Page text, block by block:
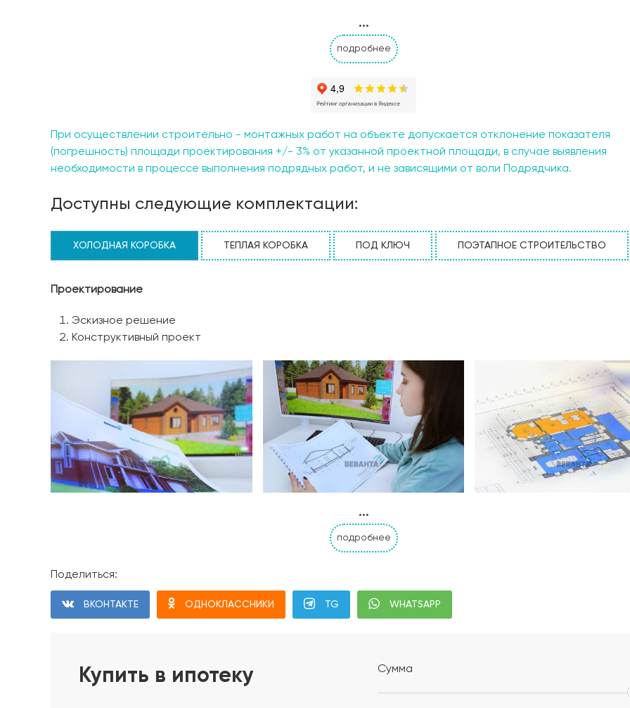
собственной гардеробной комнатой 6,2 м² , 12,67 м² с лоджией 4, 05 м² , и третья 13,96 м².
...
подробнее
При осуществлении строительно - монтажных работ на объекте допускается отклонение показателя
(погрешность) площади проектирования +/- 3% от указанной проектной площади, в случае выявления
необходимости в процессе выполнения подрядных работ, и не зависящими от воли Подрядчика.
Доступны следующие комплектации:
ХОЛОДНАЯ КОРОБКА ТЕПЛАЯ КОРОБКА ПОД КЛЮЧ ПОЭТАПНОЕ СТРОИТЕЛЬСТВО
Проектирование
Эскизное решение
Конструктивный проект
Фундамент дома
2. Срезка плодородного слоя в пятне застройки;
3. Устройство песчаного основания с послойным уплотнением;
...
подробнее
Поделиться:
ВКОНТАКТЕ ОДНОКЛАССНИКИ TG WHATSAPP
Купить в ипотеку Сумма